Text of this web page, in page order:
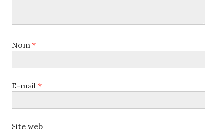
Nom *
E-mail *
Site web